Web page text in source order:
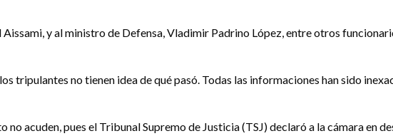
y al ministro de Defensa, Vladimir Padrino López, entre otros
tripulantes no tienen idea de qué pasó. Todas las informaciones han sido
acuden, pues el Tribunal Supremo de Justicia (TSJ) declaró a la cámara en